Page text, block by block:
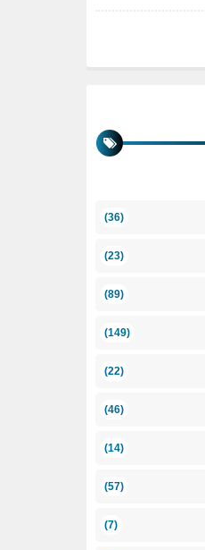
(36)
(23)
(89)
(149)
(22)
(46)
(14)
(57)
(7)